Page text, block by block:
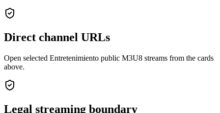
Direct channel URLs
Open selected Entretenimiento public M3U8 streams from the cards
above.
Legal streaming boundary